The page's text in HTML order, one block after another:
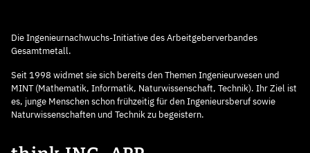
Die Ingenieurnachwuchs-Initiative des Arbeitgeberverbandes
Gesamtmetall.
Seit 1998 widmet sie sich bereits den Themen Ingenieurwesen und
MINT (Mathematik, Informatik, Naturwissenschaft, Technik). Ihr Ziel ist
es, junge Menschen schon frühzeitig für den Ingenieursberuf sowie
Naturwissenschaften und Technik zu begeistern.